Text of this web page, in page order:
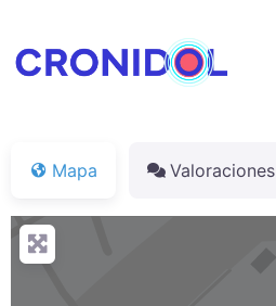
Mapa Valoraciones